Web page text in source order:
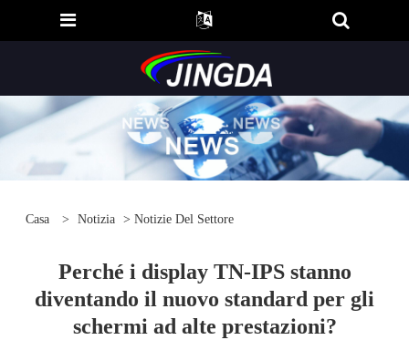
Casa > Notizia >Notizie Del Settore
Perché i display TN-IPS stanno
diventando il nuovo standard per gli
schermi ad alte prestazioni?